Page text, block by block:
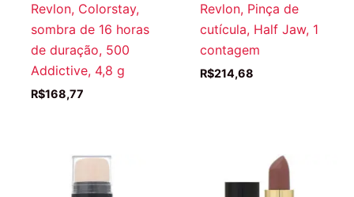
Revlon, Colorstay,
sombra de 16 horas
de duração, 500
Addictive, 4,8 g
R$168,77
Revlon, Pinça de
cutícula, Half Jaw, 1
contagem
R$214,68